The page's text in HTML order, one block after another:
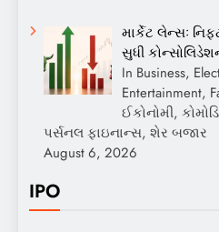
માર્કેટ લેન્સઃ
સુધી
In Business,
Entertainment,
ઈકોનોમી,
પર્સનલ ફાઇનાન્સ, શેર બજાર
August 6, 2026
IPO